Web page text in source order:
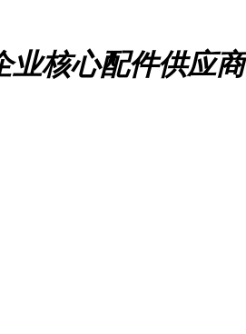
业核心配件供应商